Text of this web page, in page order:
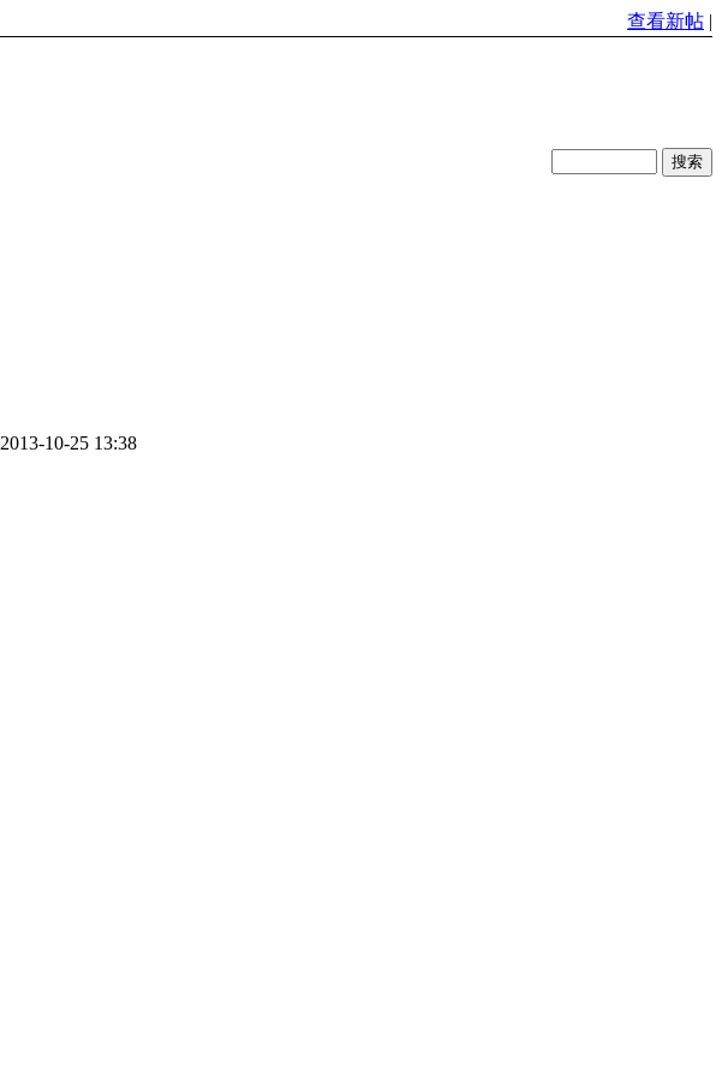
查看新帖 |
2013-10-25 13:38